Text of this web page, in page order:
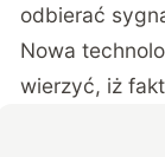
odbierać
Nowa
wierzyć, iż